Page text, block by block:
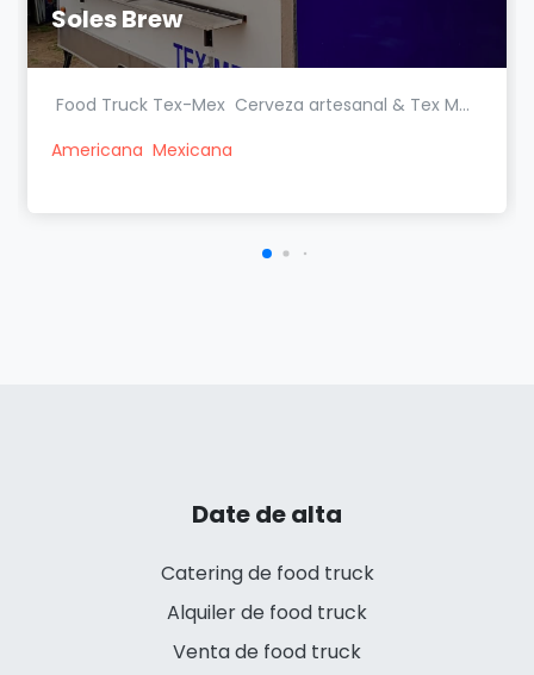
Soles Brew
Food Truck Tex-Mex Cerveza artesanal & Tex M...
Americana Mexicana
Date de alta
Catering de food truck
Alquiler de food truck
Venta de food truck